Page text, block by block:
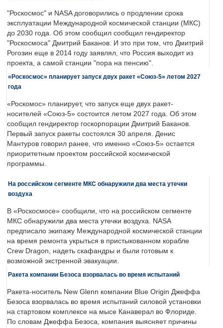
"Роскосмос" и NASA договорились о продлении срока
эксплуатации Международной космической станции (МКС)
до 2030 года. Об этом сообщил сообщил гендиректор
"Роскосмоса" Дмитрий Баканов. И это при том, что Дмитрий
Рогозин еще в 2014 году заявлял, что Россия выходит из
проекта, а самой станции "пора на пенсию".
«Роскосмос» планирует запуск двух ракет «Союз-5» летом 2027
года
«Роскомос» планирует, что запуск еще двух ракет-
носителей «Союз-5» состоится летом 2027 года. Об этом
сообщил гендиректор госкорпорации Дмитрий Баканов.
Первый запуск ракеты состоялся 30 апреля. Денис
Мантуров говорил ранее, что именно «Союз-5» остается
приоритетным проектом российской космической
программы.
На российском сегменте МКС обнаружили два места утечки
воздуха
В «Роскосмосе» сообщили, что на российском сегменте
МКС обнаружили два места утечки воздуха. NASA
предписало экипажу Международной космической станции
на время ремонта укрыться в пристыкованном корабле
Crew Dragon, надеть скафандры и были готовым к
возможной экстренной эвакуации.
Ракета компании Безоса взорвалась во время испытаний
Ракета-носитель New Glenn компании Blue Origin Джеффа
Безоса взорвалась во время испытаний силовой установки
на стартовом комплексе на мысе Канаверал во Флориде.
По словам Джеффа Безоса, компания выясняет причины